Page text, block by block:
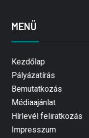
MENÜ
Kezdőlap
Pályázatírás
Bemutatkozás
Médiaajánlat
Hírlevél feliratkozás
Impresszum